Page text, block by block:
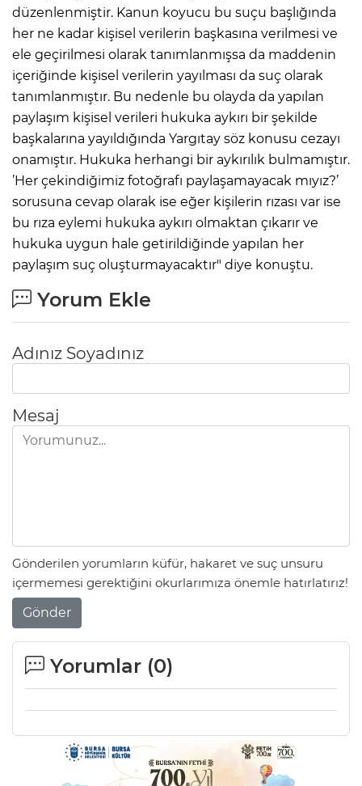
düzenlenmiştir. Kanun koyucu bu suçu başlığında
her ne kadar kişisel verilerin başkasına verilmesi ve
ele geçirilmesi olarak tanımlanmışsa da maddenin
içeriğinde kişisel verilerin yayılması da suç olarak
tanımlanmıştır. Bu nedenle bu olayda da yapılan
paylaşım kişisel verileri hukuka aykırı bir şekilde
başkalarına yayıldığında Yargıtay söz konusu cezayı
onamıştır. Hukuka herhangi bir aykırılık bulmamıştır.
’Her çekindiğimiz fotoğrafı paylaşamayacak mıyız?’
sorusuna cevap olarak ise eğer kişilerin rızası var ise
bu rıza eylemi hukuka aykırı olmaktan çıkarır ve
hukuka uygun hale getirildiğinde yapılan her
paylaşım suç oluşturmayacaktır" diye konuştu.
Yorum Ekle
Adınız Soyadınız
Mesaj
Gönderilen yorumların küfür, hakaret ve suç unsuru
içermemesi gerektiğini okurlarımıza önemle hatırlatırız!
Gönder
Yorumlar (0)